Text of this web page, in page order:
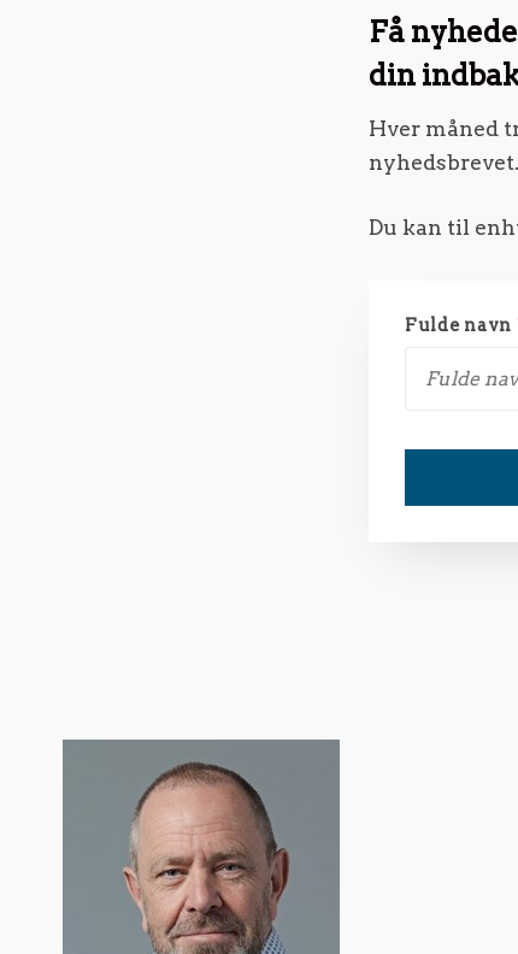
Få
din
Hver måned
nyhedsbrevet.
Du kan til
Fulde navn